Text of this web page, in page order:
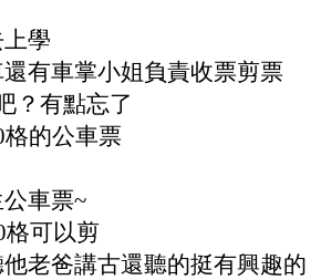
學
有車掌小姐負責收票剪票
？有點忘了
的公車票
車票~
格可以剪
老爸講古還聽的挺有興趣的